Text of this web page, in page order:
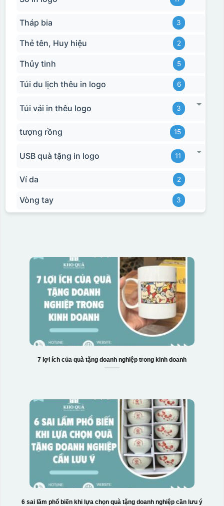
Tháp bia 3
Thẻ tên, Huy hiệu 2
Thủy tinh 5
Túi du lịch thêu in logo 6
Túi vải in thêu logo 3
tượng rồng 15
USB quà tặng in logo 11
Ví da 2
Vòng tay 3
7 lợi ích của quà tặng doanh nghiệp trong kinh doanh
6 sai lầm phổ biến khi lựa chọn quà tặng doanh nghiệp cần lưu ý